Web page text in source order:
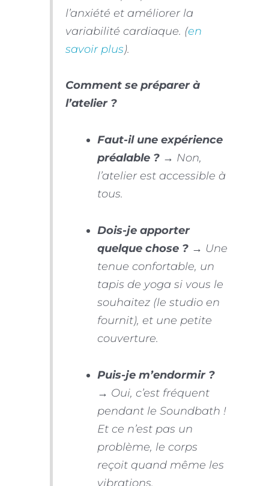
l’anxiété et améliorer la
variabilité cardiaque. (en
savoir plus).
Comment se préparer à
l’atelier ?
Faut-il une expérience
préalable ?→ Non,
l’atelier est accessible à
tous.
Dois-je apporter
quelque chose ?→ Une
tenue confortable, un
tapis de yoga si vous le
souhaitez (le studio en
fournit), et une petite
couverture.
Puis-je m’endormir ?
→ Oui, c’est fréquent
pendant le Soundbath !
Et ce n’est pas un
problème, le corps
reçoit quand même les
vibrations.